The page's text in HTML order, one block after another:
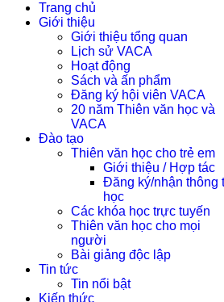
Trang chủ
Giới thiệu
Giới thiệu tổng quan
Lịch sử VACA
Hoạt động
Sách và ấn phẩm
Đăng ký hội viên VACA
20 năm Thiên văn học và
VACA
Đào tạo
Thiên văn học cho trẻ em
Giới thiệu / Hợp tác
Đăng ký/nhận thông
học
Các khóa học trực tuyến
Thiên văn học cho mọi
người
Bài giảng độc lập
Tin tức
Tin nổi bật
Kiến thức